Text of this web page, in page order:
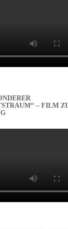
– FILM